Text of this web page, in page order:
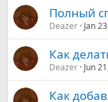
Полный
Deazer Jan
Как
Deazer Jun
Как